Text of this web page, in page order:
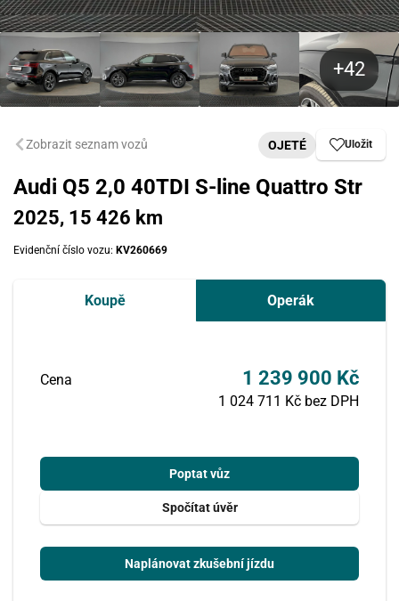
Zobrazit seznam vozů OJETÉ Uložit
Audi Q5 2,0 40TDI S-line Quattro Str
2025, 15 426 km
Evidenční číslo vozu: KV260669
Koupě Operák
Cena 1 239 900 Kč
1 024 711 Kč bez DPH
Poptat vůz
Spočítat úvěr
Naplánovat zkušební jízdu